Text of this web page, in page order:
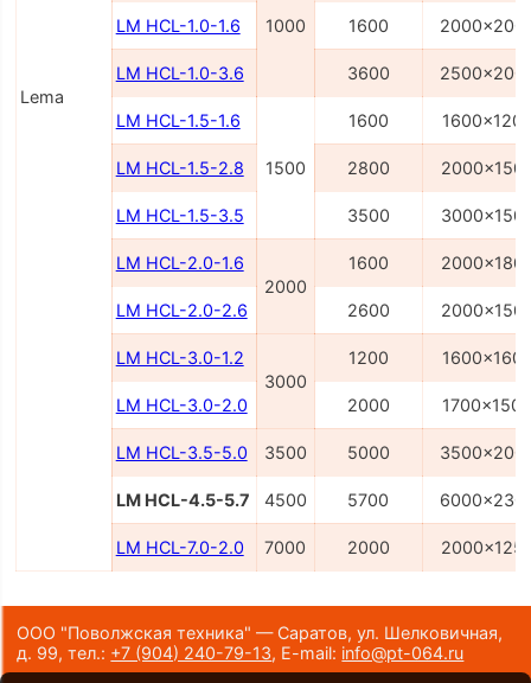
Lema
1000
LM HCL-1.0-1.6 1600
LM HCL-1.0-3.6 3600
LM HCL-1.5-1.6
1500
1600
LM HCL-1.5-2.8 2800
LM HCL-1.5-3.5 3500
LM HCL-2.0-1.6
2000
1600
LM HCL-2.0-2.6 2600
LM HCL-3.0-1.2
3000
1200
LM HCL-3.0-2.0 2000
LM HCL-3.5-5.0 3500 5000
LM HCL-4.5-5.7 4500 5700
LM HCL-7.0-2.0 7000 2000
ООО "Поволжская техника" — Саратов, ул. Шелковичная,
д. 99,тел.: +7 (904) 240-79-13, E-mail: info@pt-064.ru